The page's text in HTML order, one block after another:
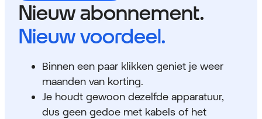
Nieuw abonnement.
Nieuw voordeel.
Binnen een paar klikken geniet je weer
maanden van korting.
Je houdt gewoon dezelfde apparatuur,
dus geen gedoe met kabels of het